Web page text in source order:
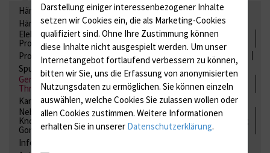
Hämatologie / Anämie
Retikulozyten
Hämoglobinelektrophorese
Liquordiagnostik
Elektrolyte, Enzyme, Substrate, Metabolite, Blutalkohol,
Proteine
Proteine
Lipide / Lipoproteine Niere / Harnwege
Spurenelemente
Säuren-Basen-Status
Gerinnung / Gerinnungsaktivierung / Gerinnungsfaktoren /
Thrombozytenfunktion / Antikoagulation
Kardiale Marker
Tumormarker
Interleukine
Nebenniere / Niere; Nebenschilddrüse ( Ca-Stoffwechsel /
Knochen; Hypophyse / Wachstum; Gestroinaltrakt / Vitamine;
Gonaden / Zyklus / Sterilität
Infektionsserologie
Darstellung einiger interessenbezogener Inhalte
setzen wir Cookies ein, die als Marketing-Cookies
qualifiziert sind. Ohne Ihre Zustimmung können
diese Inhalte nicht ausgespielt werden. Um unser
Internetangebot fortlaufend verbessern zu können,
bitten wir Sie, uns die Erfassung von anonymisierten
Nutzungsdaten zu ermöglichen. Sie können einzeln
auswählen, welche Cookies Sie zulassen wollen oder
allen Cookies zustimmen. Weitere Informationen
erhalten Sie in unserer Datenschutzerklärung.